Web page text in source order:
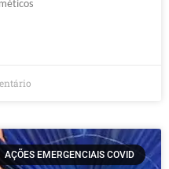
AÇÕES EMERGENCIAIS COVID